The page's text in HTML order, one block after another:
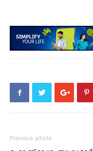
Previous article